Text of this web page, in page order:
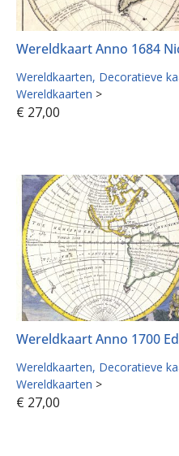
Wereldkaart Anno 1684
Wereldkaarten Decoratieve
Wereldkaarten >
€ 27,00
Wereldkaart Anno 1700
Wereldkaarten Decoratieve
Wereldkaarten >
€ 27,00